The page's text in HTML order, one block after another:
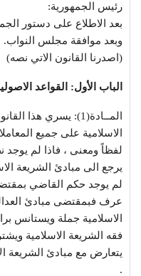
رئيس الجمهورية:
بعد الاطلاع على دستور
وبعد موافقة مجلس النواب.
(اصدرنا القانون الاتي نصه)
الباب الأول: القواعد
المــادة(1): يسري
الاسلامية على جميع
لفظاً ومعنى ، فاذا لم
يرجع الى مبادئ الشريعة
لم يوجد حكم القاضي
عرف فبمقتضى مبادئ
الاسلامية جملة ويستانس
فقه الشريعة الاسلامية
يتعارض مع مبادئ الشريعة
.